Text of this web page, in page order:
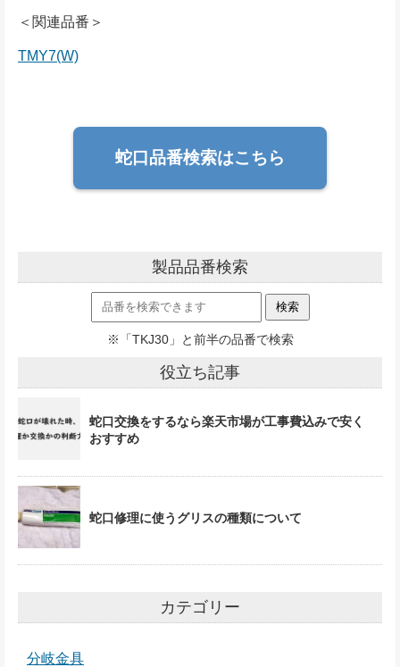
＜関連品番＞
TMY7(W)
蛇口品番検索はこちら
製品品番検索
※「TKJ30」と前半の品番で検索
役立ち記事
蛇口交換をするなら楽天市場が工事費込みで安く
おすすめ
蛇口修理に使うグリスの種類について
カテゴリー
分岐金具